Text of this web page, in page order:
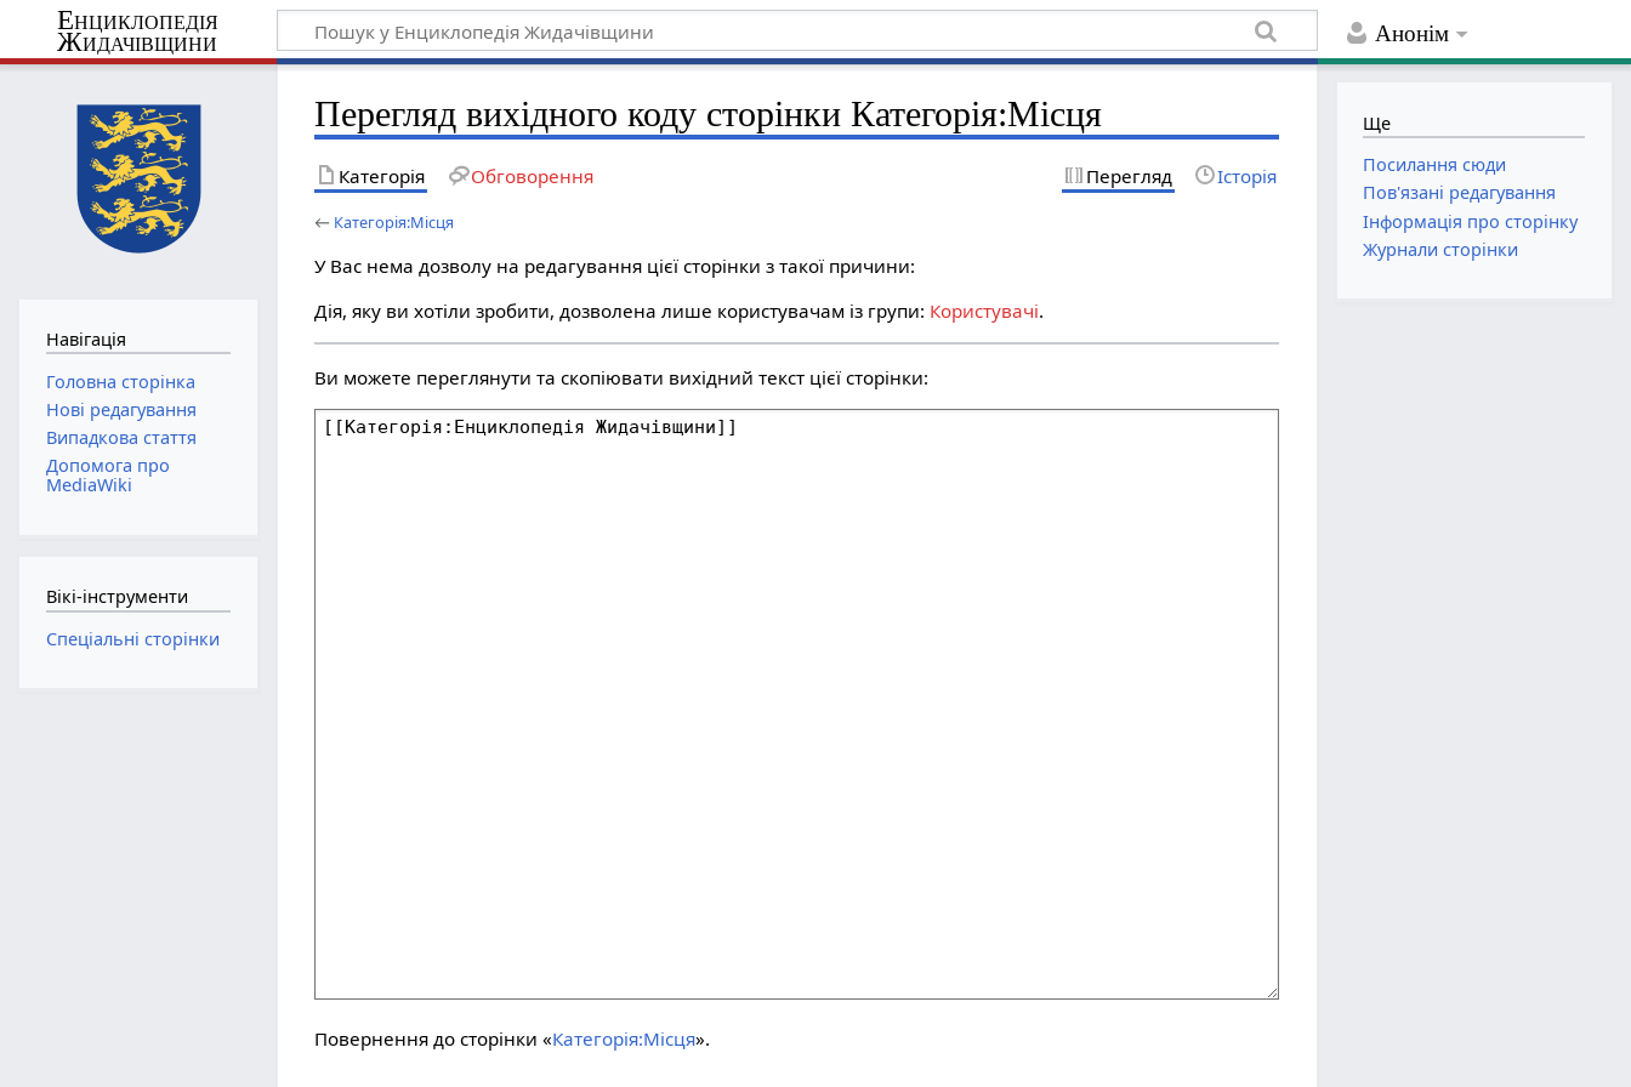
Анонім
Енциклопедія
Жидачівщини
Перегляд вихідного коду сторінки Категорія:Місця
Категорія Обговорення Перегляд Історія
← Категорія:Місця
У Вас нема дозволу на редагування цієї сторінки з такої причини:
Дія, яку ви хотіли зробити, дозволена лише користувачам із групи: Користувачі.
Ви можете переглянути та скопіювати вихідний текст цієї сторінки:
Повернення до сторінки «Категорія:Місця».
Навігація
Головна сторінка
Нові редагування
Випадкова стаття
Допомога про
MediaWiki
Вікі-інструменти
Спеціальні сторінки
Ще
Посилання сюди
Пов'язані редагування
Інформація про сторінку
Журнали сторінки